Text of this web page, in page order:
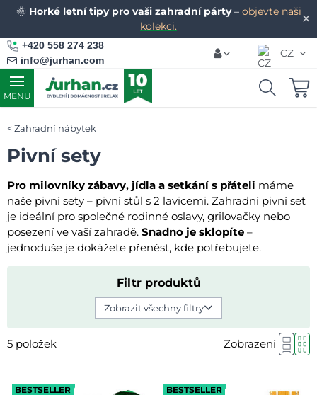
✕
🌞 Horké letní tipy pro vaši zahradní párty– objevte naši
kolekci.
+420 558 274 238
info@jurhan.com
CZ
MENU
Zahradní nábytek
Pivní sety
Pro milovníky zábavy, jídla a setkání s přáteli máme
naše pivní sety – pivní stůl s 2 lavicemi. Zahradní pivní set
je ideální pro společné rodinné oslavy, grilovačky nebo
posezení ve vaší zahradě. Snadno je sklopíte –
jednoduše je dokážete přenést, kde potřebujete.
Filtr produktů
Zobrazit všechny filtry
5 položek Zobrazení
BESTSELLER BESTSELLER